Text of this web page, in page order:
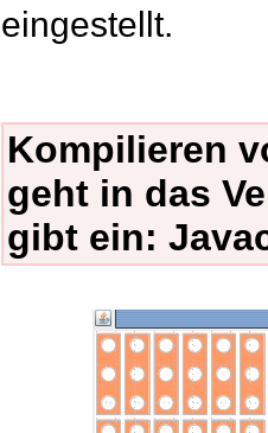
eingestellt.
Kompilieren
geht in das
gibt ein: